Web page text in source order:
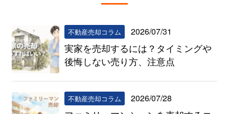
不動産売却コラム 2026/07/31
実家を売却するには？タイミングや
後悔しない売り方、注意点
不動産売却コラム 2026/07/28